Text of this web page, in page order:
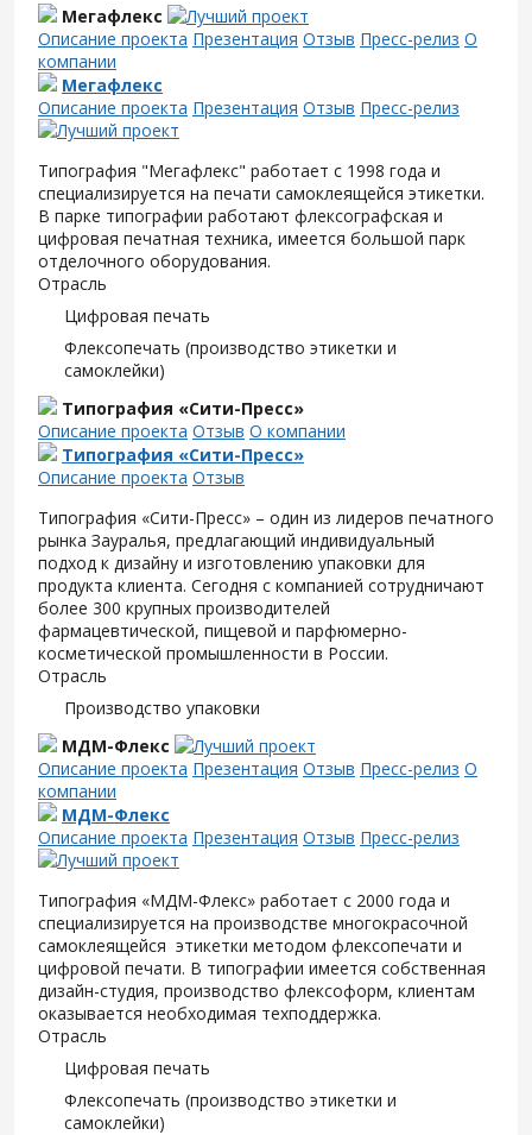
Мегафлекс
Описание проекта Презентация Отзыв Пресс-релиз О
компании
Мегафлекс
Описание проекта Презентация Отзыв Пресс-релиз
Типография "Мегафлекс" работает с 1998 года и
специализируется на печати самоклеящейся этикетки.
В парке типографии работают флексографская и
цифровая печатная техника, имеется большой парк
отделочного оборудования.
Отрасль
Цифровая печать
Флексопечать (производство этикетки и
самоклейки)
Типография «Сити-Пресс»
Описание проекта Отзыв О компании
Типография «Сити-Пресс»
Описание проекта Отзыв
Типография «Сити-Пресс» – один из лидеров печатного
рынка Зауралья, предлагающий индивидуальный
подход к дизайну и изготовлению упаковки для
продукта клиента. Сегодня с компанией сотрудничают
более 300 крупных производителей
фармацевтической, пищевой и парфюмерно-
косметической промышленности в России.
Отрасль
Производство упаковки
МДМ-Флекс
Описание проекта Презентация Отзыв Пресс-релиз О
компании
МДМ-Флекс
Описание проекта Презентация Отзыв Пресс-релиз
Типография «МДМ-Флекс» работает с 2000 года и
специализируется на производстве многокрасочной
самоклеящейся этикетки методом флексопечати и
цифровой печати. В типографии имеется собственная
дизайн-студия, производство флексоформ, клиентам
оказывается необходимая техподдержка.
Отрасль
Цифровая печать
Флексопечать (производство этикетки и
самоклейки)